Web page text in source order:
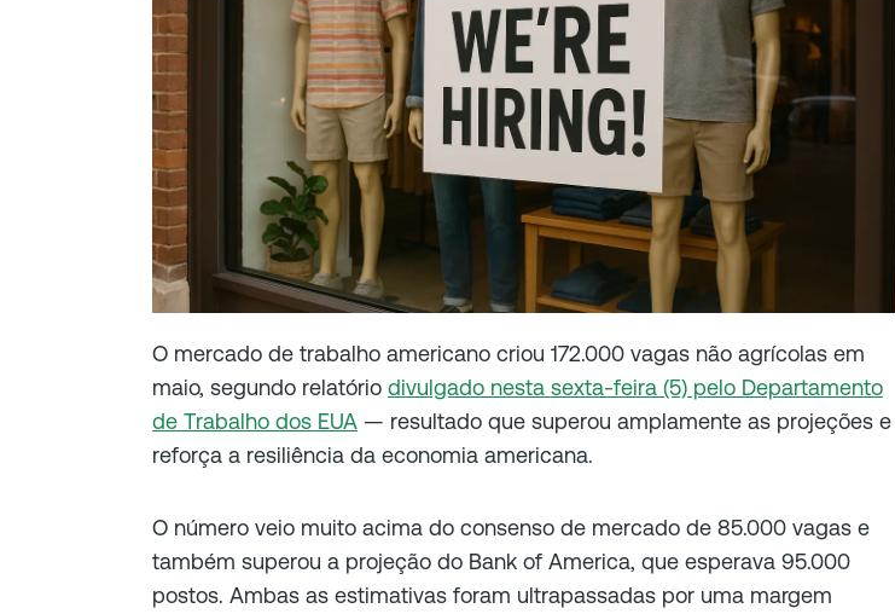
O mercado de trabalho americano criou 172.000 vagas não agrícolas em
maio, segundo relatório divulgado nesta sexta-feira (5) pelo Departamento
de Trabalho dos EUA — resultado que superou amplamente as projeções e
reforça a resiliência da economia americana.
O número veio muito acima do consenso de mercado de 85.000 vagas e
também superou a projeção do Bank of America, que esperava 95.000
postos. Ambas as estimativas foram ultrapassadas por uma margem